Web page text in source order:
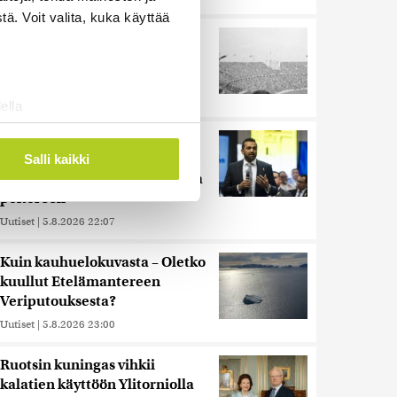
Voit valita, kuka käyttää
. Voit muuttaa
tukemiseen
alan
tietoja muihin tietoihin, joita
siirtää ulkomaille.
Salli kaikki
Uutiset
Reuters: FBI aloitti yhteistyön
Kiinan ja Venäjän kanssa,
kriitikot huolissaan – ”Loistava
peiterooli”
Uutiset | 5.8.2026 22:07
Kuin kauhuelokuvasta – Oletko
kuullut Etelämantereen
Veriputouksesta?
Uutiset | 5.8.2026 23:00
Ruotsin kuningas vihkii
kalatien käyttöön Ylitorniolla